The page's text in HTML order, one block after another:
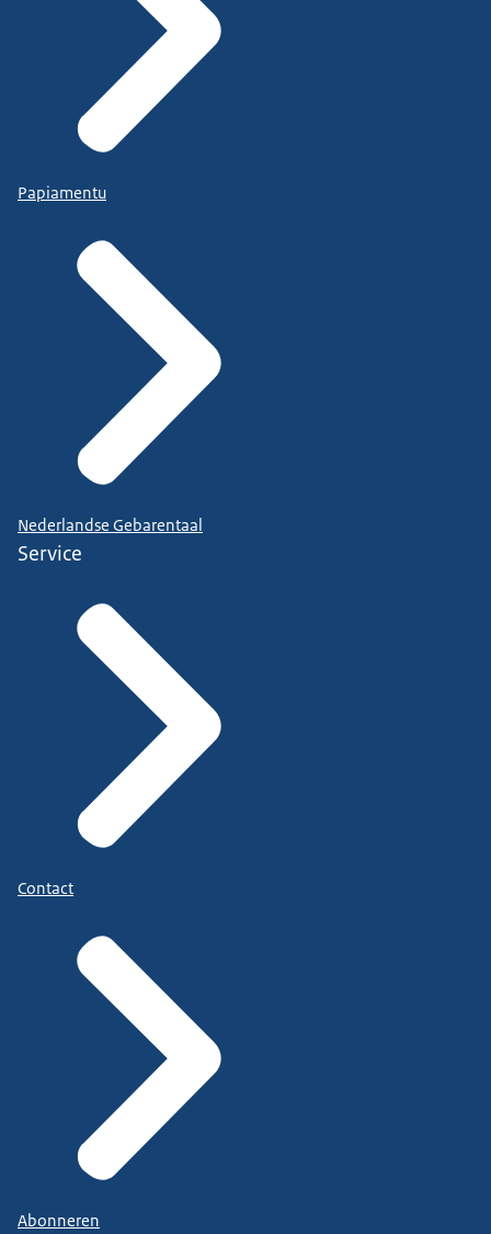
Papiamentu
Nederlandse Gebarentaal
Service
Contact
Abonneren